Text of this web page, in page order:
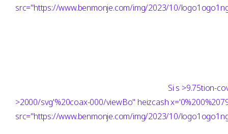
src="https://www.benmonje.com/img/2023/10/
Si s >9.75tion-
>2000/svg'%20coax-000/viewBo" heizcash
src="https://www.benmonje.com/img/2023/10/